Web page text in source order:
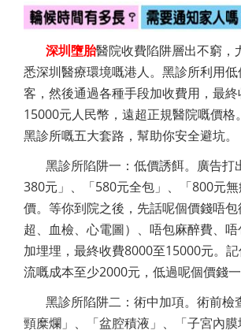
深圳墮胎醫院收費陷阱層出不窮，
悉深圳醫療環境嘅港人。黑診所利用
客，然後通過各種手段加收費用，最
15000元人民幣，遠超正規醫院嘅價格
黑診所嘅五大套路，幫助你安全避坑。
黑診所陷阱一：低價誘餌。廣告打
380元」、「580元全包」、「800元
價。等你到院之後，先話呢個價錢唔
超、血檢、心電圖）、唔包麻醉費、
加埋埋，最終收費8000至15000元。
流嘅成本至少2000元，低過呢個價錢一
黑診所陷阱二：術中加項。術前檢
頸糜爛」、「盆腔積液」、「子宮內膜